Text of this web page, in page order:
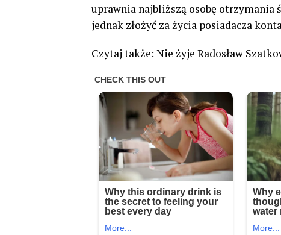
uprawnia najbliższą osobę otrzymania
jednak złożyć za życia posiadacza
Czytaj także: Nie żyje Radosław